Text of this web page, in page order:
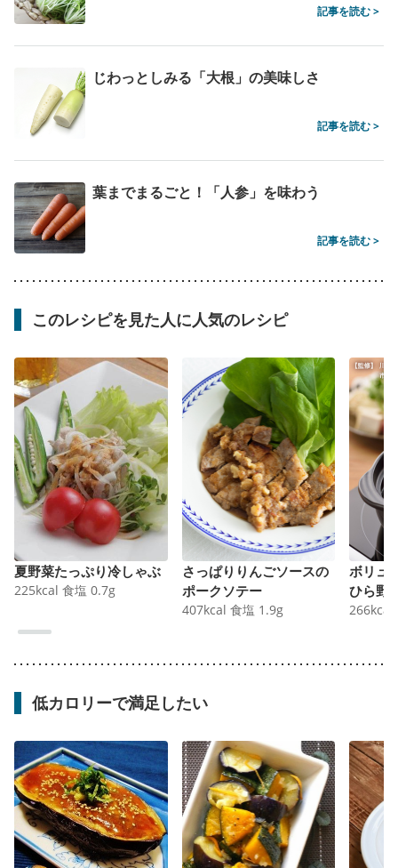
記事を読む >
じわっとしみる「大根」の美味しさ
記事を読む >
葉までまるごと！「人参」を味わう
記事を読む >
このレシピを見た人に人気のレシピ
夏野菜たっぷり冷しゃぶ
225kcal 食塩 0.7g
さっぱりりんごソースの
ポークソテー
407kcal 食塩 1.9g
ボリュ
ひら野
266kcal
低カロリーで満足したい